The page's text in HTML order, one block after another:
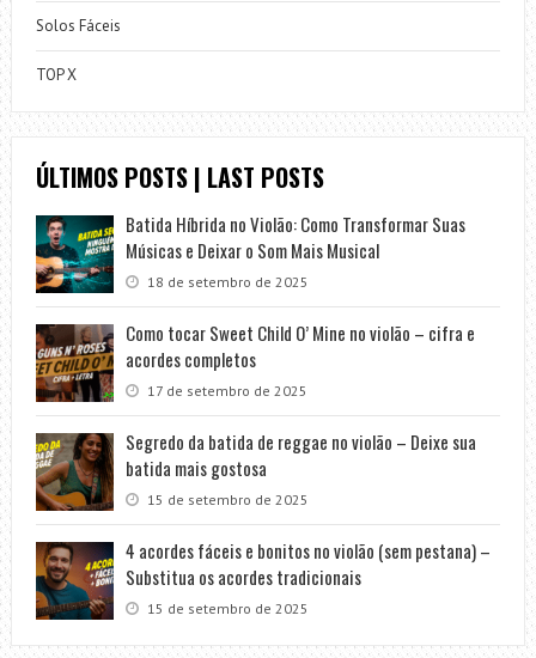
Solos Fáceis
TOP X
ÚLTIMOS POSTS | LAST POSTS
Batida Híbrida no Violão: Como Transformar Suas
Músicas e Deixar o Som Mais Musical
18 de setembro de 2025
Como tocar Sweet Child O’ Mine no violão – cifra e
acordes completos
17 de setembro de 2025
Segredo da batida de reggae no violão – Deixe sua
batida mais gostosa
15 de setembro de 2025
4 acordes fáceis e bonitos no violão (sem pestana) –
Substitua os acordes tradicionais
15 de setembro de 2025